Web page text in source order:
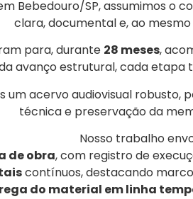
Bebedouro/SP, assumimos o
clara, documental e, ao
para, durante 28 meses,
avanço estrutural, cada etapa
um acervo audiovisual
técnica e preservação da
Nosso trabalho
de obra, com registro de
contínuos, destacando
do material em linha